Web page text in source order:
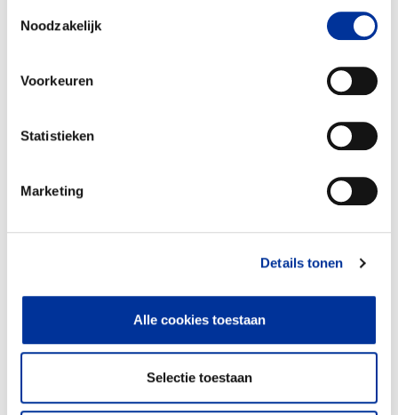
Noodzakelijk
Voorkeuren
Statistieken
Marketing
Details tonen
Alle cookies toestaan
Selectie toestaan
Natuurmuseum en zeedierenopvang Ecomare
Oudheidkamer
Excursies in de Texelse natuur
Openstellen Vuurtoren Texel